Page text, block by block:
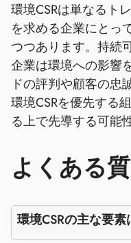
環境CSRは単なるト
を求める企業にとっ
つつあります。持続
企業は環境への影響
ドの評判や顧客の忠
環境CSRを優先する
る上で先導する可能
よくある
環境CSRの主な要素